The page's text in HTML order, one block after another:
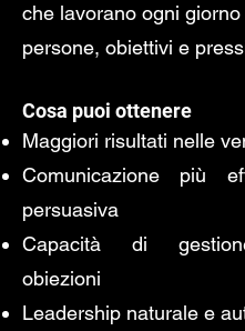
che lavorano ogni giorno
persone, obiettivi e
Cosa puoi ottenere
Maggiori risultati nelle
Comunicazione più
persuasiva
Capacità di
obiezioni
Leadership naturale e